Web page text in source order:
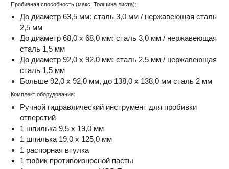
Пробивная способность (макс. Толщина листа):
До диаметр 63,5 мм: сталь 3,0 мм / нержавеющая сталь
2,5 мм
До диаметр 68,0 x 68,0 мм: сталь 3,0 мм / нержавеющая
сталь 1,5 мм
До диаметр 92,0 x 92,0 мм: сталь 2,5 мм / нержавеющая
сталь 1,5 мм
Больше 92,0 x 92,0 мм, до 138,0 x 138,0 мм сталь 2 мм
Комплект оборудования:
Ручной гидравлический инструмент для пробивки
отверстий
1 шпилька 9,5 x 19,0 мм
1 шпилька 19,0 x 125,0 мм
1 распорная втулка
1 тюбик противоизносной пасты